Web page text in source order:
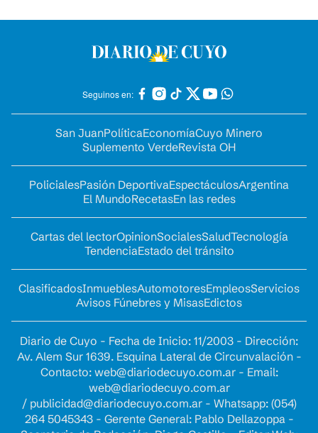
Seguinos en:
San JuanPolíticaEconomíaCuyo Minero
Suplemento VerdeRevista OH
PolicialesPasión DeportivaEspectáculosArgentina
El MundoRecetasEn las redes
Cartas del lectorOpinionSocialesSaludTecnología
TendenciaEstado del tránsito
ClasificadosInmueblesAutomotoresEmpleosServicios
Avisos Fúnebres y MisasEdictos
Diario de Cuyo - Fecha de Inicio: 11/2003 - Dirección:
Av. Alem Sur 1639. Esquina Lateral de Circunvalación -
Contacto: web@diariodecuyo.com.ar- Email:
web@diariodecuyo.com.ar
/ publicidad@diariodecuyo.com.ar- Whatsapp: (054)
264 5045343 - Gerente General: Pablo Dellazoppa -